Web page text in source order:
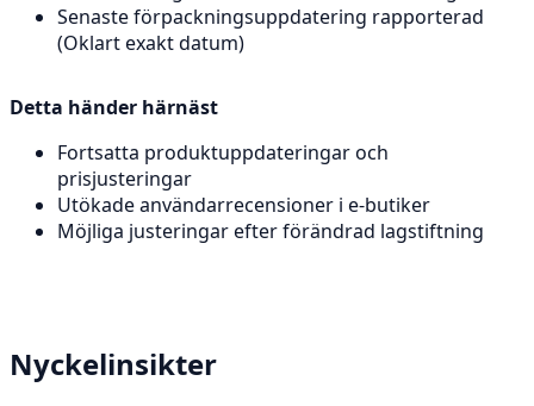
Senaste förpackningsuppdatering rapporterad
(Oklart exakt datum)
Detta händer härnäst
Fortsatta produktuppdateringar och
prisjusteringar
Utökade användarrecensioner i e-butiker
Möjliga justeringar efter förändrad lagstiftning
Nyckelinsikter